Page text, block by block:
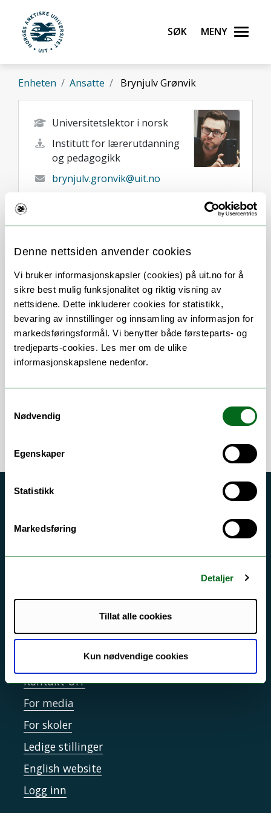
Denne nettsiden anvender cookies
Vi bruker informasjonskapsler (cookies) på uit.no for å
sikre best mulig funksjonalitet og riktig visning av
nettsidene. Dette inkluderer cookies for statistikk,
bevaring av innstillinger og innsamling av informasjon for
markedsføringsformål. Vi benytter både førsteparts- og
tredjeparts-cookies. Les mer om de ulike
informasjonskapslene nedenfor.
Nødvendig
Egenskaper
Statistikk
Markedsføring
Detaljer
Tillat alle cookies
Kun nødvendige cookies
Gå til hovedinnhold
UiT Norges arktiske universitet
Søk Meny
Enheten Ansatte Brynjulv Grønvik
Universitetslektor i norsk
Institutt for lærerutdanning
og pedagogikk
brynjulv.gronvik@uit.no
Om
Forskning og undervisning
Publikasjoner
Her finner du meg
Si ifra!
Informasjonskapsler
Tilgjengelighetserklæring
Kontakt UiT
For media
For skoler
Ledige stillinger
English website
Logg inn